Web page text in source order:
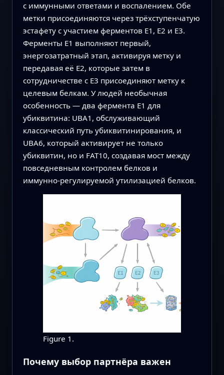
с иммунными ответами и воспалением. Обе
метки присоединяются через трёхступенчатую
эстафету с участием ферментов E1, E2 и E3.
Ферменты E1 выполняют первый,
энергозатратный этап, активируя метку и
передавая её E2, которые затем в
сотрудничестве с E3 присоединяют метку к
целевым белкам. У людей необычная
особенность — два фермента E1 для
убиквитина: UBA1, обслуживающий
классический путь убиквитинирования, и
UBA6, который активирует не только
убиквитин, но и FAT10, создавая мост между
повседневным контролем белков и
иммунно‑регулируемой утилизацией белков.
Figure 1.
Почему выбор партнёра важен